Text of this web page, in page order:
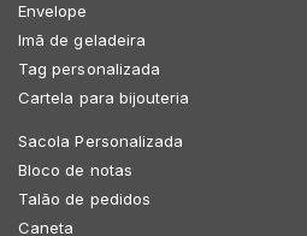
Envelope
Imã de geladeira
Tag personalizada
Cartela para bijouteria
Sacola Personalizada
Bloco de notas
Talão de pedidos
Caneta